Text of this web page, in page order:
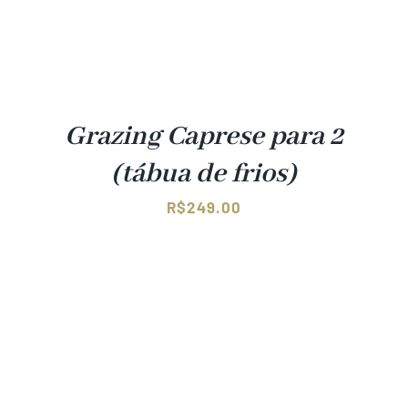
Grazing Caprese para 2
(tábua de frios)
R$249.00